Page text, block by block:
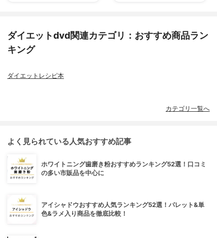
ダイエットdvd関連カテゴリ：おすすめ商品ラン
キング
ダイエットレシピ本
カテゴリ一覧へ
よく見られている人気おすすめ記事
ホワイトニング歯磨き粉おすすめランキング52選！口コミ
の多い市販品を中心に
アイシャドウおすすめ人気ランキング52選！パレット&単
色&ラメ入り商品を徹底比較！